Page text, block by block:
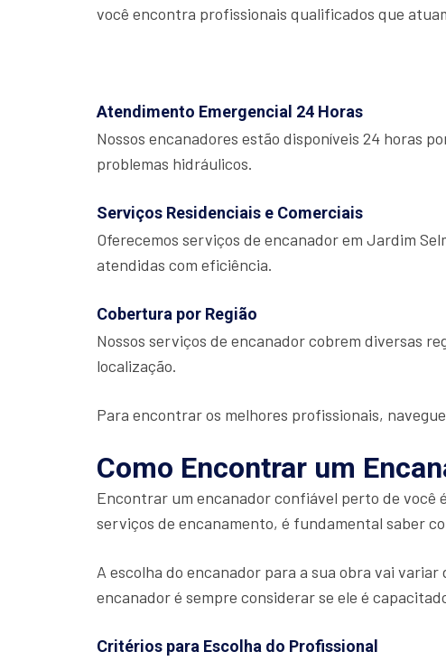
você encontra profissionais qualificados que
Atendimento Emergencial 24 Horas
Nossos encanadores estão disponíveis 24 horas
problemas hidráulicos.
Serviços Residenciais e Comerciais
Oferecemos serviços de encanador em Jardim
atendidas com eficiência.
Cobertura por Região
Nossos serviços de encanador cobrem diversas
localização.
Para encontrar os melhores profissionais,
Como Encontrar um
Encontrar um encanador confiável perto de você
serviços de encanamento, é fundamental saber
A escolha do encanador para a sua obra vai
encanador é sempre considerar se ele é
Critérios para Escolha do Profissional